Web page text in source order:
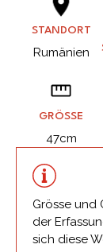
STANDORT
Rumänien
GRÖSSE
47cm
Grösse und
der
sich diese